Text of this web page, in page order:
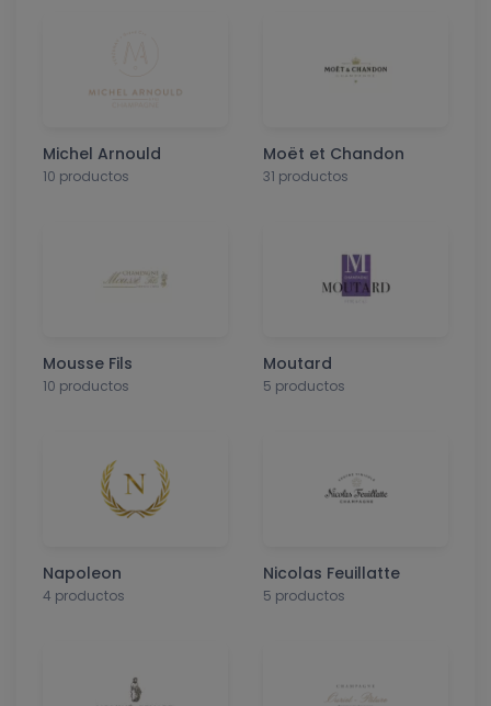
Michel Arnould
10 productos
Moët et Chandon
31 productos
Mousse Fils
10 productos
Moutard
5 productos
Napoleon
4 productos
Nicolas Feuillatte
5 productos